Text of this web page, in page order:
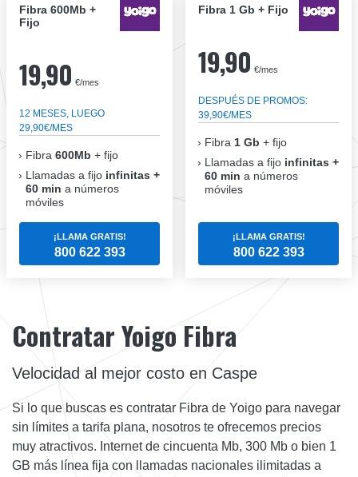
Fibra 600Mb +
Fijo
19,90 €/mes
12 MESES, LUEGO
29,90€/MES
Fibra 600Mb + fijo
Llamadas a fijo infinitas +
60 min a números
móviles
¡LLAMA GRATIS!
800 622 393
Fibra 1 Gb + Fijo
19,90 €/mes
DESPUÉS DE PROMOS:
39,90€/MES
Fibra 1 Gb + fijo
Llamadas a fijo infinitas +
60 min a números
móviles
¡LLAMA GRATIS!
800 622 393
Contratar Yoigo Fibra
Velocidad al mejor costo en Caspe
Si lo que buscas es contratar Fibra de Yoigo para navegar
sin límites a tarifa plana, nosotros te ofrecemos precios
muy atractivos. Internet de cincuenta Mb, 300 Mb o bien 1
GB más línea fija con llamadas nacionales ilimitadas a